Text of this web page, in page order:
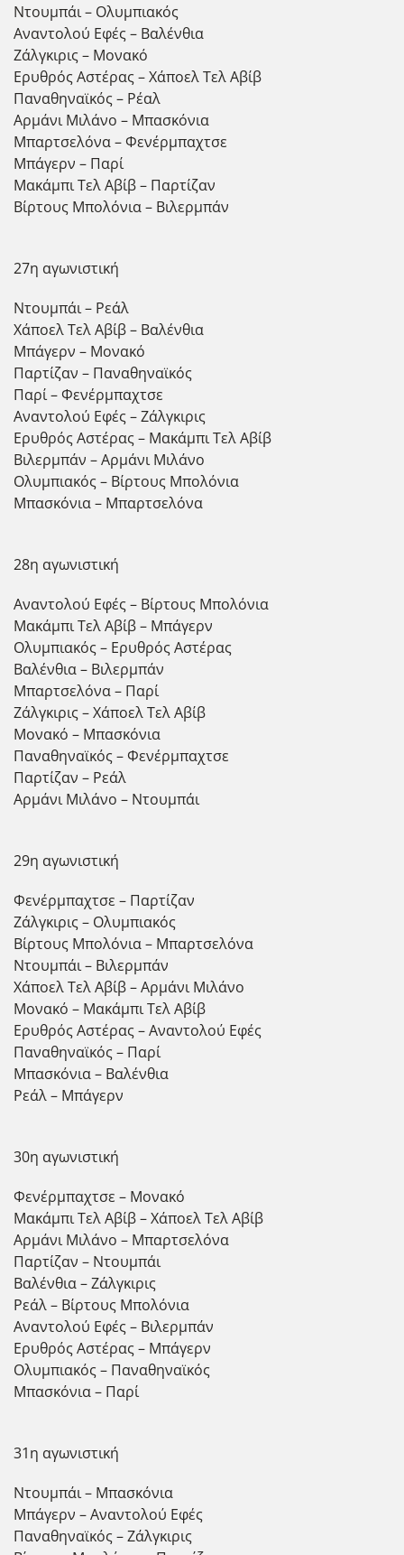
Ντουμπάι – Ολυμπιακός
Αναντολού Εφές – Βαλένθια
Ζάλγκιρις – Μονακό
Ερυθρός Αστέρας – Χάποελ Τελ Αβίβ
Παναθηναϊκός – Ρέαλ
Αρμάνι Μιλάνο – Μπασκόνια
Μπαρτσελόνα – Φενέρμπαχτσε
Μπάγερν – Παρί
Μακάμπι Τελ Αβίβ – Παρτίζαν
Βίρτους Μπολόνια – Βιλερμπάν
27η αγωνιστική
Ντουμπάι – Ρεάλ
Χάποελ Τελ Αβίβ – Βαλένθια
Μπάγερν – Μονακό
Παρτίζαν – Παναθηναϊκός
Παρί – Φενέρμπαχτσε
Αναντολού Εφές – Ζάλγκιρις
Ερυθρός Αστέρας – Μακάμπι Τελ Αβίβ
Βιλερμπάν – Αρμάνι Μιλάνο
Ολυμπιακός – Βίρτους Μπολόνια
Μπασκόνια – Μπαρτσελόνα
28η αγωνιστική
Αναντολού Εφές – Βίρτους Μπολόνια
Μακάμπι Τελ Αβίβ – Μπάγερν
Ολυμπιακός – Ερυθρός Αστέρας
Βαλένθια – Βιλερμπάν
Μπαρτσελόνα – Παρί
Ζάλγκιρις – Χάποελ Τελ Αβίβ
Μονακό – Μπασκόνια
Παναθηναϊκός – Φενέρμπαχτσε
Παρτίζαν – Ρεάλ
Αρμάνι Μιλάνο – Ντουμπάι
29η αγωνιστική
Φενέρμπαχτσε – Παρτίζαν
Ζάλγκιρις – Ολυμπιακός
Βίρτους Μπολόνια – Μπαρτσελόνα
Ντουμπάι – Βιλερμπάν
Χάποελ Τελ Αβίβ – Αρμάνι Μιλάνο
Μονακό – Μακάμπι Τελ Αβίβ
Ερυθρός Αστέρας – Αναντολού Εφές
Παναθηναϊκός – Παρί
Μπασκόνια – Βαλένθια
Ρεάλ – Μπάγερν
30η αγωνιστική
Φενέρμπαχτσε – Μονακό
Μακάμπι Τελ Αβίβ – Χάποελ Τελ Αβίβ
Αρμάνι Μιλάνο – Μπαρτσελόνα
Παρτίζαν – Ντουμπάι
Βαλένθια – Ζάλγκιρις
Ρεάλ – Βίρτους Μπολόνια
Αναντολού Εφές – Βιλερμπάν
Ερυθρός Αστέρας – Μπάγερν
Ολυμπιακός – Παναθηναϊκός
Μπασκόνια – Παρί
31η αγωνιστική
Ντουμπάι – Μπασκόνια
Μπάγερν – Αναντολού Εφές
Παναθηναϊκός – Ζάλγκιρις